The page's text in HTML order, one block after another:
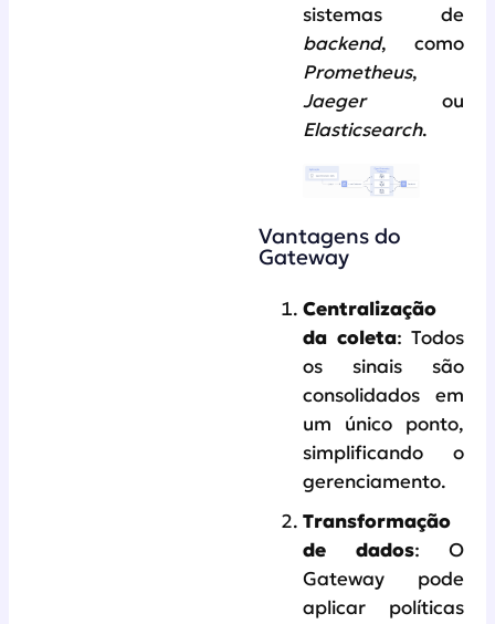
sistemas de
backend, como
Prometheus,
Jaegerou
Elasticsearch.
Vantagens do
Gateway
Centralização
da coleta: Todos
os sinais são
consolidados em
um único ponto,
simplificando o
gerenciamento.
Transformação
de dados: O
Gateway pode
aplicar políticas